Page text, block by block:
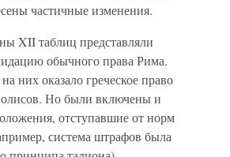
частичные изменения.
XII таблиц представляли
обычного права Рима.
них оказало греческое право
Но были включены и
отступавшие от норм
система штрафов была